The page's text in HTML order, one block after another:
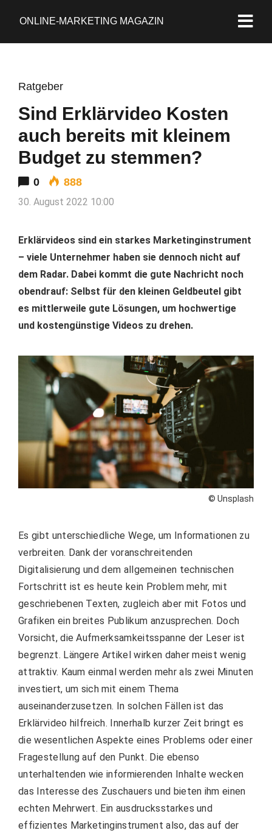
ONLINE-MARKETING MAGAZIN
Ratgeber
Sind Erklärvideo Kosten
auch bereits mit kleinem
Budget zu stemmen?
0 888
30. August 2022 10:00
Erklärvideos sind ein starkes Marketinginstrument
– viele Unternehmer haben sie dennoch nicht auf
dem Radar. Dabei kommt die gute Nachricht noch
obendrauf: Selbst für den kleinen Geldbeutel gibt
es mittlerweile gute Lösungen, um hochwertige
und kostengünstige Videos zu drehen.
© Unsplash
Es gibt unterschiedliche Wege, um Informationen zu
verbreiten. Dank der voranschreitenden
Digitalisierung und dem allgemeinen technischen
Fortschritt ist es heute kein Problem mehr, mit
geschriebenen Texten, zugleich aber mit Fotos und
Grafiken ein breites Publikum anzusprechen. Doch
Vorsicht, die Aufmerksamkeitsspanne der Leser ist
begrenzt. Längere Artikel wirken daher meist wenig
attraktiv. Kaum einmal werden mehr als zwei Minuten
investiert, um sich mit einem Thema
auseinanderzusetzen. In solchen Fällen ist das
Erklärvideo hilfreich. Innerhalb kurzer Zeit bringt es
die wesentlichen Aspekte eines Problems oder einer
Fragestellung auf den Punkt. Die ebenso
unterhaltenden wie informierenden Inhalte wecken
das Interesse des Zuschauers und bieten ihm einen
echten Mehrwert. Ein ausdrucksstarkes und
effizientes Marketinginstrument also, das auf der